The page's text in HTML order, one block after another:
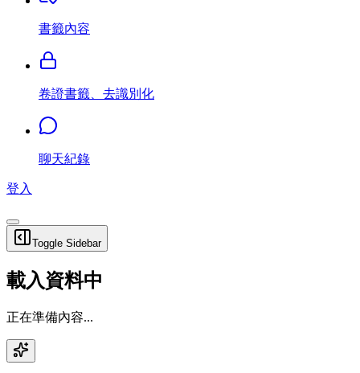
書籤內容
卷證書籤、去識別化
聊天紀錄
登入
Toggle Sidebar
載入資料中
正在準備內容...